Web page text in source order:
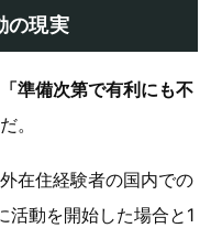
の現実
「準備次第で有利にも不
。
在住経験者の国内での
活動を開始した場合と1